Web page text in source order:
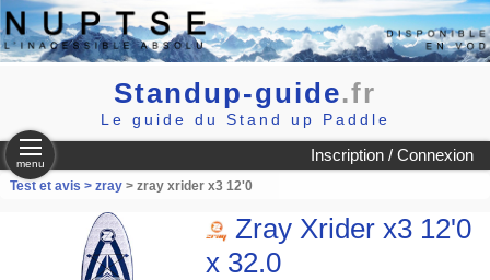
Standup-guide.fr
Le guide du Stand up Paddle
Inscription / Connexion
menu
Test et avis > zray> zray xrider x3 12'0
Zray Xrider x3 12'0
x 32.0